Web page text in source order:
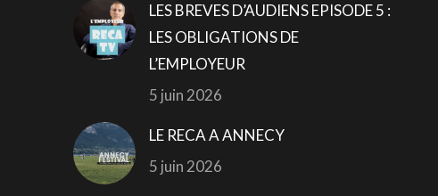
LES BREVES D’AUDIENS EPISODE 5 :
LES OBLIGATIONS DE
L’EMPLOYEUR
5 juin 2026
LE RECA A ANNECY
5 juin 2026